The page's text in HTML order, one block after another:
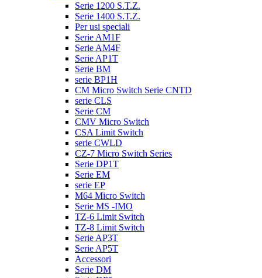
Serie 1200 S.T.Z.
Serie 1400 S.T.Z.
Per usi speciali
Serie AM1F
Serie AM4F
Serie AP1T
Serie BM
serie BP1H
CM Micro Switch Serie CNTD
serie CLS
Serie CM
CMV Micro Switch
CSA Limit Switch
serie CWLD
CZ-7 Micro Switch Series
Serie DP1T
Serie EM
serie EP
M64 Micro Switch
Serie MS -IMO
TZ-6 Limit Switch
TZ-8 Limit Switch
Serie AP3T
Serie AP5T
Accessori
Serie DM